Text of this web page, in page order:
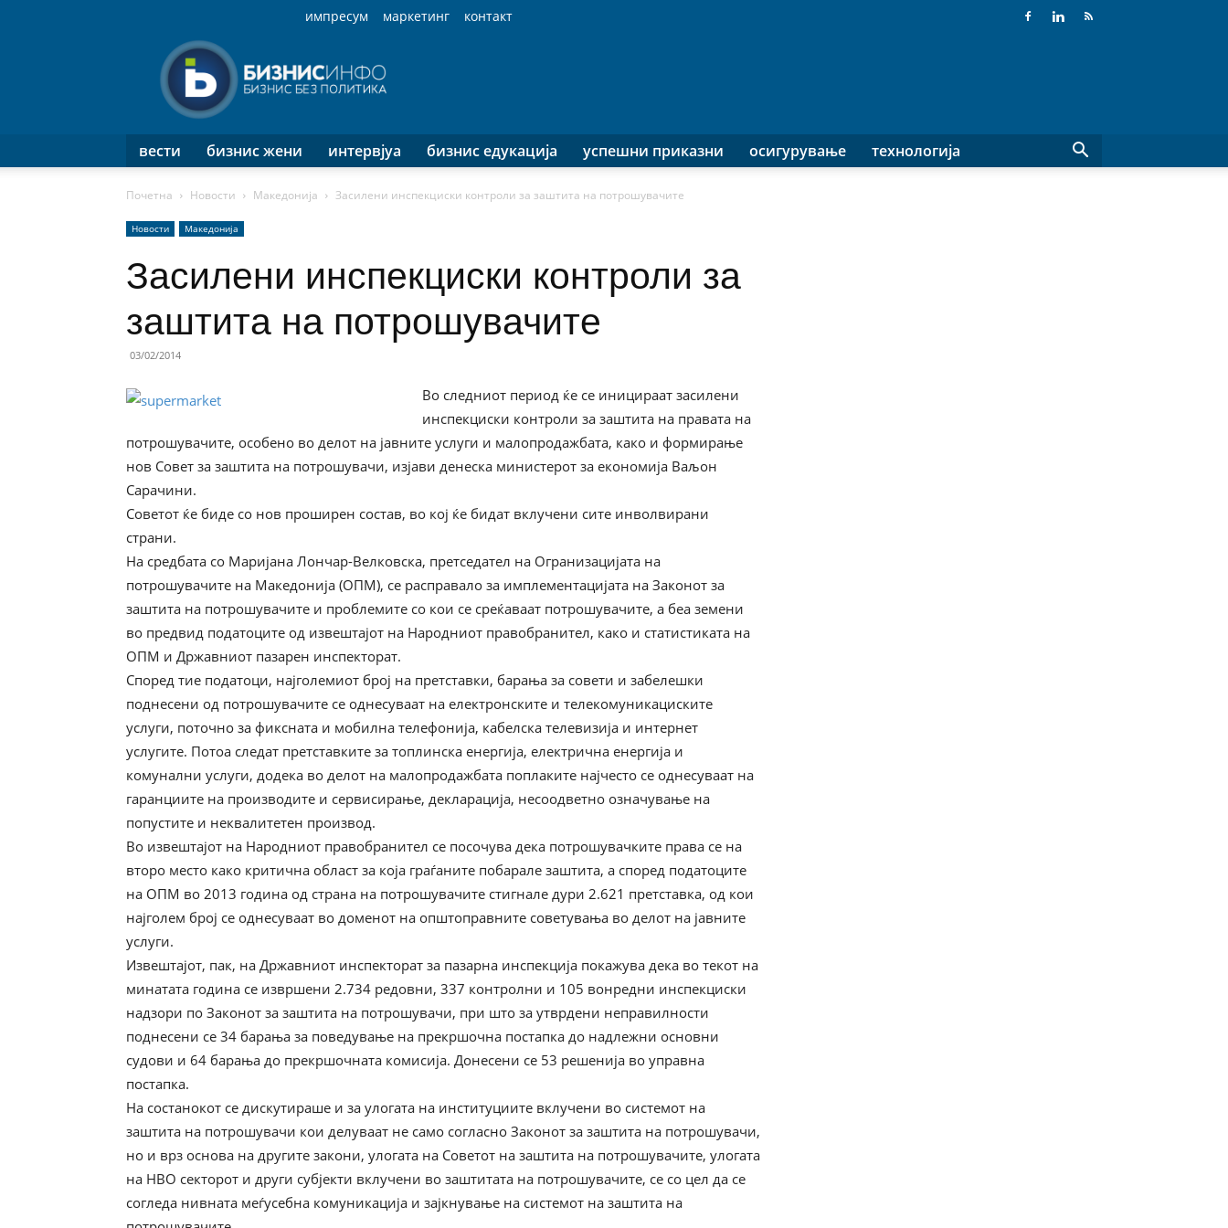
импресум маркетинг
контакт
Инфо
вести бизнис жени интервјуа бизнис едукација успешни приказни осигурување технологија
Почетна Новости Македонија Засилени инспекциски контроли за заштита на потрошувачите
Новости Македонија
Засилени инспекциски контроли за
заштита на потрошувачите
03/02/2014
Во следниот период ќе се иницираат засилени
инспекциски контроли за заштита на правата на
потрошувачите, особено во делот на јавните услуги и малопродажбата, како и формирање
нов Совет за заштита на потрошувачи, изјави денеска министерот за економија Ваљон
Сарачини.
Советот ќе биде со нов проширен состав, во кој ќе бидат вклучени сите инволвирани
страни.
На средбата со Маријана Лончар-Велковска, претседател на Огранизацијата на
потрошувачите на Македонија (ОПМ), се расправало за имплементацијата на Законот за
заштита на потрошувачите и проблемите со кои се среќаваат потрошувачите, а беа земени
во предвид податоците од извештајот на Народниот правобранител, како и статистиката на
ОПМ и Државниот пазарен инспекторат.
Според тие податоци, најголемиот број на претставки, барања за совети и забелешки
поднесени од потрошувачите се однесуваат на електронските и телекомуникациските
услуги, поточно за фиксната и мобилна телефонија, кабелска телевизија и интернет
услугите. Потоа следат претставките за топлинска енергија, електрична енергија и
комунални услуги, додека во делот на малопродажбата поплаките најчесто се однесуваат на
гаранциите на производите и сервисирање, декларација, несоодветно означување на
попустите и неквалитетен производ.
Во извештајот на Народниот правобранител се посочува дека потрошувачките права се на
второ место како критична област за која граѓаните побарале заштита, а според податоците
на ОПМ во 2013 година од страна на потрошувачите стигнале дури 2.621 претставка, од кои
најголем број се однесуваат во доменот на општоправните советувања во делот на јавните
услуги.
Извештајот, пак, на Државниот инспекторат за пазарна инспекција покажува дека во текот на
минатата година се извршени 2.734 редовни, 337 контролни и 105 вонредни инспекциски
надзори по Законот за заштита на потрошувачи, при што за утврдени неправилности
поднесени се 34 барања за поведување на прекршочна постапка до надлежни основни
судови и 64 барања до прекршочната комисија. Донесени се 53 решенија во управна
постапка.
На состанокот се дискутираше и за улогата на институциите вклучени во системот на
заштита на потрошувачи кои делуваат не само согласно Законот за заштита на потрошувачи,
но и врз основа на другите закони, улогата на Советот на заштита на потрошувачите, улогата
на НВО секторот и други субјекти вклучени во заштитата на потрошувачите, се со цел да се
согледа нивната меѓусебна комуникација и зајкнување на системот на заштита на